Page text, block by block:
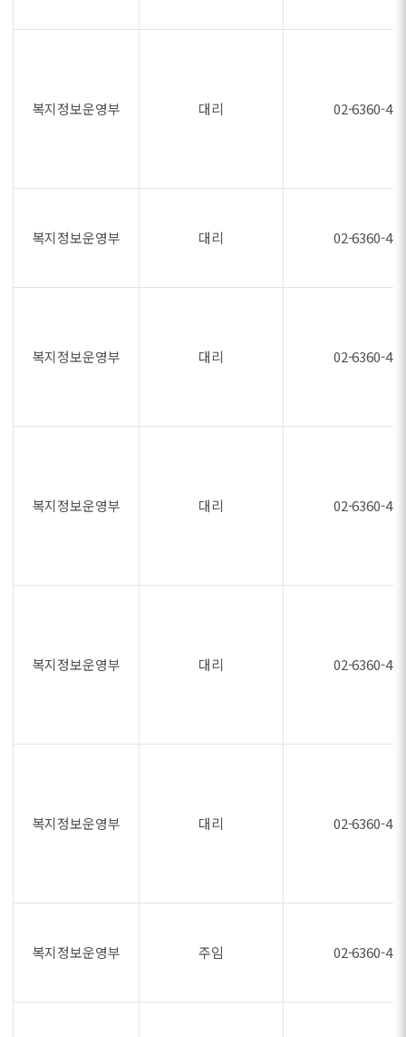
복지정보운영부 대리 02-6360-
복지정보운영부 대리 02-6360-
복지정보운영부 대리 02-6360-
복지정보운영부 대리 02-6360-
복지정보운영부 대리 02-6360-
복지정보운영부 대리 02-6360-
복지정보운영부 주임 02-6360-